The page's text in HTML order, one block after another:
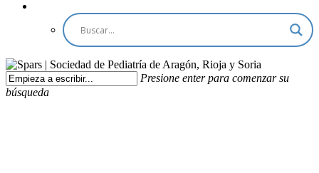
Presione enter para comenzar su
búsqueda